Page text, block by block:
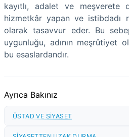
kayıtlı, adalet ve meşverete
hizmetkâr yapan ve istibdadı
olarak tasavvur eder. Bu
uygunluğu, adının meşrûtiyet
bu esaslardandır.
Ayrıca Bakınız
ÜSTAD VE SİYASET